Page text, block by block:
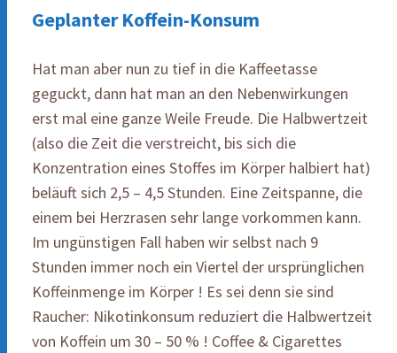
Geplanter Koffein-Konsum
Hat man aber nun zu tief in die Kaffeetasse
geguckt, dann hat man an den Nebenwirkungen
erst mal eine ganze Weile Freude. Die Halbwertzeit
(also die Zeit die verstreicht, bis sich die
Konzentration eines Stoffes im Körper halbiert hat)
beläuft sich 2,5 – 4,5 Stunden. Eine Zeitspanne, die
einem bei Herzrasen sehr lange vorkommen kann.
Im ungünstigen Fall haben wir selbst nach 9
Stunden immer noch ein Viertel der ursprünglichen
Koffeinmenge im Körper ! Es sei denn sie sind
Raucher: Nikotinkonsum reduziert die Halbwertzeit
von Koffein um 30 – 50 % ! Coffee & Cigarettes